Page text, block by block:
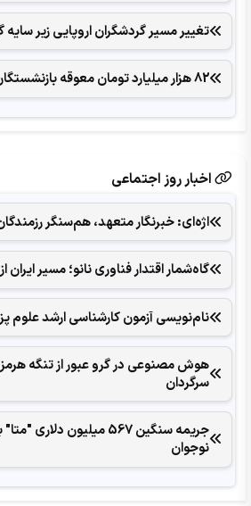
تغییر مسیر گردشگران اروپایی زیر
82 هزار میلیارد تومان معوقه بازنشستگان در صف پرداخت
اخبار روز اجتماعی
اژه‌ای: خبرنگار متعهد، هم‌سنگر
گاه‌شمار اقتدار فناوری نانو؛ مسیر ایران
نام‌نویسی آزمون کارشناسی ارشد علوم
سرگردان
جریمه سنگین 567 میلیون
نوجوان